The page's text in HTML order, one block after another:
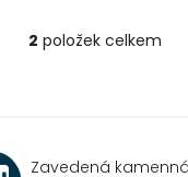
O
2 položek celkem
Zavedená kamenná